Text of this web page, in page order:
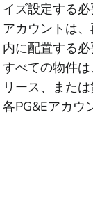
イズ設定する必
アカウントは
内に配置する必
すべての物件
リース、また
各PG&Eアカウ